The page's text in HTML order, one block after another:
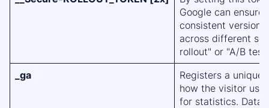
Google can ensure
consistent version
across different
rollout" or "A/B
_ga
Registers a
how the visitor
for statistics. Data